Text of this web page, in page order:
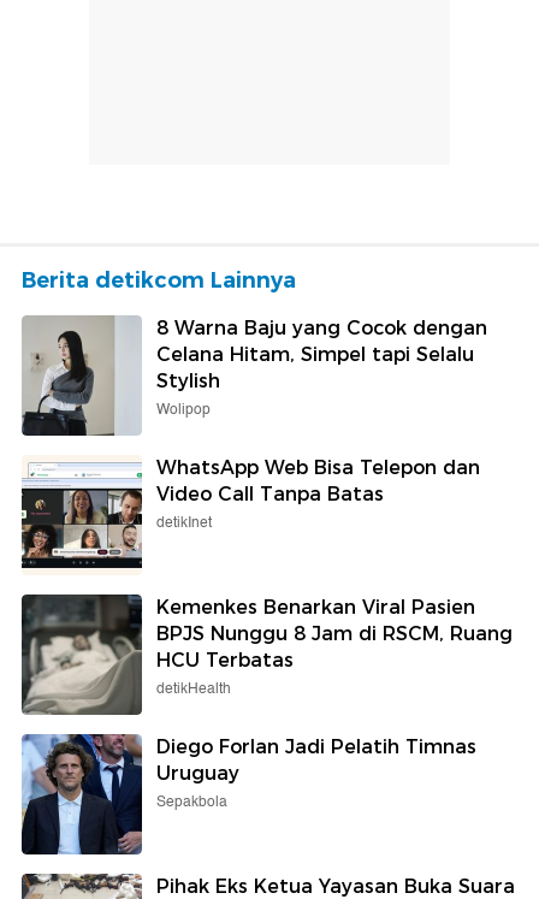
Berita detikcom Lainnya
8 Warna Baju yang Cocok dengan
Celana Hitam, Simpel tapi Selalu
Stylish
Wolipop
WhatsApp Web Bisa Telepon dan
Video Call Tanpa Batas
detikInet
Kemenkes Benarkan Viral Pasien
BPJS Nunggu 8 Jam di RSCM, Ruang
HCU Terbatas
detikHealth
Diego Forlan Jadi Pelatih Timnas
Uruguay
Sepakbola
Pihak Eks Ketua Yayasan Buka Suara